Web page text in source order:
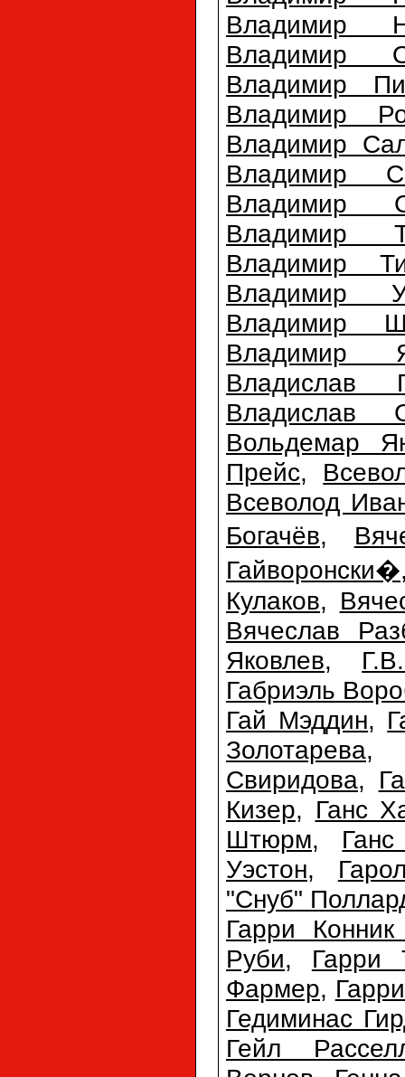
Владимир
Владимир
Владимир
Владимир
Владимир
Владимир
Владимир
Владимир
Владимир
Владимир
Владимир
Владимир
Владислав
Владислав
Вольдемар
Прейс,
Всеволод
Богачёв,
Гайворонски�
Кулаков,
Вячеслав
Яковлев,
Габриэль
Гай Мэддин,
Золотарева
Свиридова,
Кизер, Ганс
Штюрм,
Уэстон,
"Снуб"
Гарри
Руби, Гарри
Фармер,
Гедиминас
Гейл